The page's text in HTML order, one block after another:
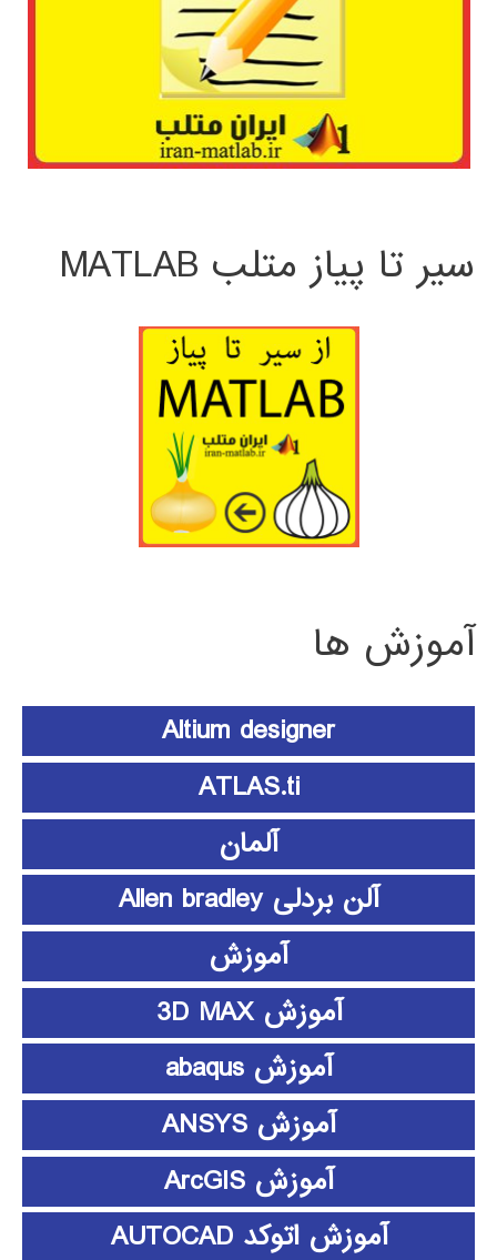
سیر تا پیاز متلب MATLAB
آموزش ها
Altium designer
ATLAS.ti
آلمان
آلن بردلی Allen bradley
آموزش
آموزش 3D MAX
آموزش abaqus
آموزش ANSYS
آموزش ArcGIS
آموزش اتوکد AUTOCAD